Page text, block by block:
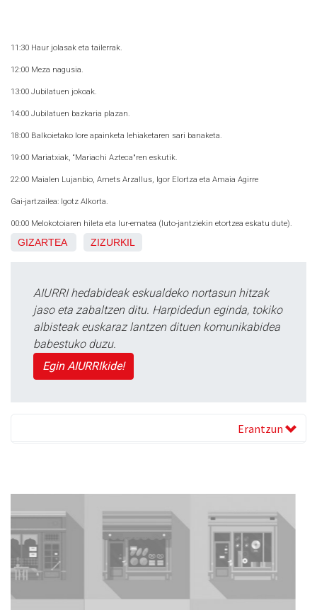
11:30 Haur jolasak eta tailerrak.
12:00 Meza nagusia.
13:00 Jubilatuen jokoak.
14:00 Jubilatuen bazkaria plazan.
18:00 Balkoietako lore apainketa lehiaketaren sari banaketa.
19:00 Mariatxiak, “Mariachi Azteca"ren eskutik.
22:00 Maialen Lujanbio, Amets Arzallus, Igor Elortza eta Amaia Agirre
Gai-jartzailea: Igotz Alkorta.
00:00 Melokotoiaren hileta eta lur-ematea (luto-jantziekin etortzea eskatu dute).
GIZARTEA ZIZURKIL
AIURRI hedabideak eskualdeko nortasun hitzak
jaso eta zabaltzen ditu. Harpidedun eginda, tokiko
albisteak euskaraz lantzen dituen komunikabidea
babestuko duzu.
Egin AIURRIkide!
Erantzun